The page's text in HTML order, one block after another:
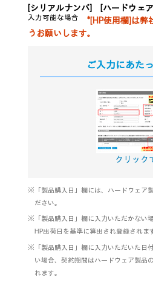
[シリアルナンバ] [ハードウェ
入力可能な場合
*[HP使用欄]は弊
うお願いします。
ご入力にあた
クリック
※「製品購入日」欄には、ハードウェア
ださい。
※「製品購入日」欄に入力いただかない
HP出荷日を基準に算出され登録されま
※「製品購入日」欄に入力いただいた日
い場合、契約期間はハードウェア製品
れます。